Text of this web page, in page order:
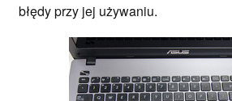
błędy przy jej używaniu.